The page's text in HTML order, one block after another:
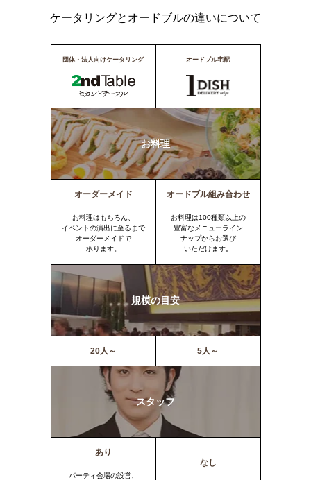
ケータリングとオードブルの違いについて
団体・法人向けケータリング オードブル宅配
お料理
オーダーメイド
お料理はもちろん、
イベントの演出に至るまで
オーダーメイドで
承ります。
オードブル組み合わせ
お料理は100種類以上の
豊富なメニューライン
ナップからお選び
いただけます。
規模の目安
20人～ 5人～
スタッフ
あり
パーティ会場の設営、
なし